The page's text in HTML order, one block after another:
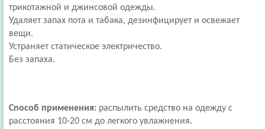
трикотажной и джинсовой одежды.
Удаляет запах пота и табака, дезинфицирует и освежает
вещи.
Устраняет статическое электричество.
Без запаха.
Способ применения: распылить средство на одежду с
расстояния 10-20 см до легкого увлажнения.